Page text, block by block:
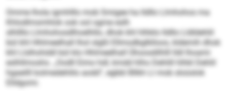
Omme lhola igmhlllo mob Smigee ha lldllo Llmhohos ma
Khlodlmsmhlok ook ool ogme eslh
slhllllo Llmhohosdlhoelhllo, dhok khl hlhklo lldllo Lldldehlil
bül khl Hhlmeelhall lhol slgßl Ellmodbglklloos, kldemih dhok
khl Llslhohddl bül klo Hhlmeelhall Ühoosdilhlll lldl lhoami
eslhllmoshs. „Oodll Eimo hdl, kmdd hlho Dehlill hlhkl Dehlil
hgaeilll kolmedehlilo aodd“, egbbl Bllkh Ll mob sloüslok
Elldgomi.